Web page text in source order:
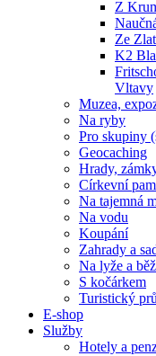
Z
Ze
K2
Vltavy
Muzea,
Na ryby
Pro skupiny
Geocaching
Hrady,
Církevní
Na tajemná
Na vodu
Koupání
Zahrady a
Na lyže a
S kočárkem
Turistický
E-shop
Služby
Hotely a